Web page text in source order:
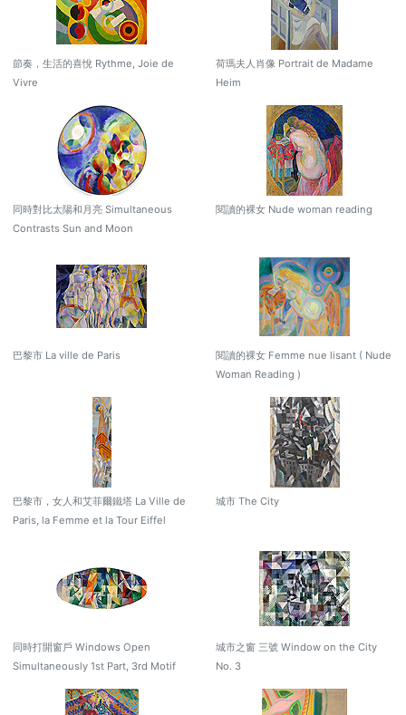
節奏，生活的喜悅 Rythme, Joie de
Vivre
荷瑪夫人肖像 Portrait de Madame
Heim
同時對比太陽和月亮 Simultaneous
Contrasts Sun and Moon
閱讀的裸女 Nude woman reading
巴黎市 La ville de Paris
閱讀的裸女 Femme nue lisant ( Nude
Woman Reading )
巴黎市，女人和艾菲爾鐵塔 La Ville de
Paris, la Femme et la Tour Eiffel
城市 The City
同時打開窗戶 Windows Open
Simultaneously 1st Part, 3rd Motif
城市之窗 三號 Window on the City
No. 3